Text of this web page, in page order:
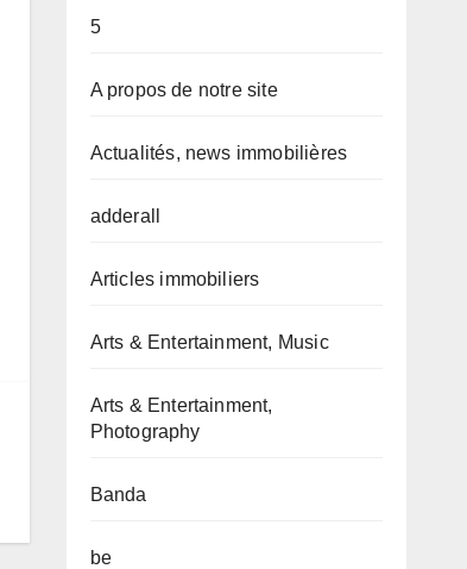
5
A propos de notre site
Actualités, news immobilières
adderall
Articles immobiliers
Arts & Entertainment, Music
Arts & Entertainment,
Photography
Banda
be